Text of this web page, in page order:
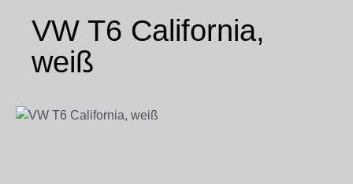
VW T6 California,
weiß
Bildergalerie überspringen